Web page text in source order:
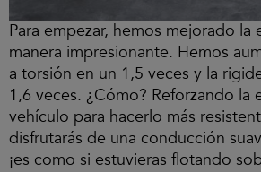
Para empezar, hemos mejorado la
manera impresionante. Hemos
a torsión en un 1,5 veces y la
1,6 veces. ¿Cómo? Reforzando la
vehículo para hacerlo más
disfrutarás de una conducción
¡es como si estuvieras flotando